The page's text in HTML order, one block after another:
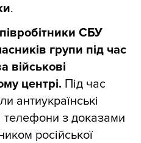
.
СБУ
групи під час
військові
центрі. Під час
антиукраїнські
телефони з доказами
російської